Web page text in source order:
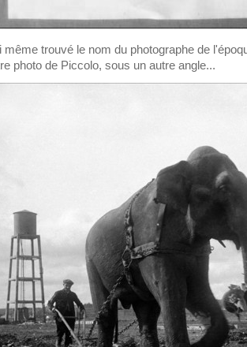
même trouvé le nom du photographe de
photo de Piccolo, sous un autre angle...